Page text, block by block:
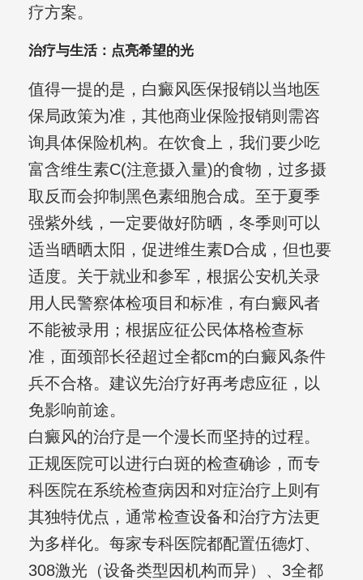
疗方案。
治疗与生活：点亮希望的光
值得一提的是，白癜风医保报销以当地医
保局政策为准，其他商业保险报销则需咨
询具体保险机构。在饮食上，我们要少吃
富含维生素C(注意摄入量)的食物，过多摄
取反而会抑制黑色素细胞合成。至于夏季
强紫外线，一定要做好防晒，冬季则可以
适当晒晒太阳，促进维生素D合成，但也要
适度。关于就业和参军，根据公安机关录
用人民警察体检项目和标准，有白癜风者
不能被录用；根据应征公民体格检查标
准，面颈部长径超过全都cm的白癜风条件
兵不合格。建议先治疗好再考虑应征，以
免影响前途。
白癜风的治疗是一个漫长而坚持的过程。
正规医院可以进行白斑的检查确诊，而专
科医院在系统检查病因和对症治疗上则有
其独特优点，通常检查设备和治疗方法更
为多样化。每家专科医院都配置伍德灯、
308激光（设备类型因机构而异）、3全都